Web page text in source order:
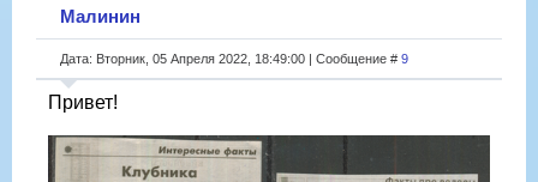
Малинин
Дата: Вторник, 05 Апреля 2022, 18:49:00 | Сообщение # 9
Привет!